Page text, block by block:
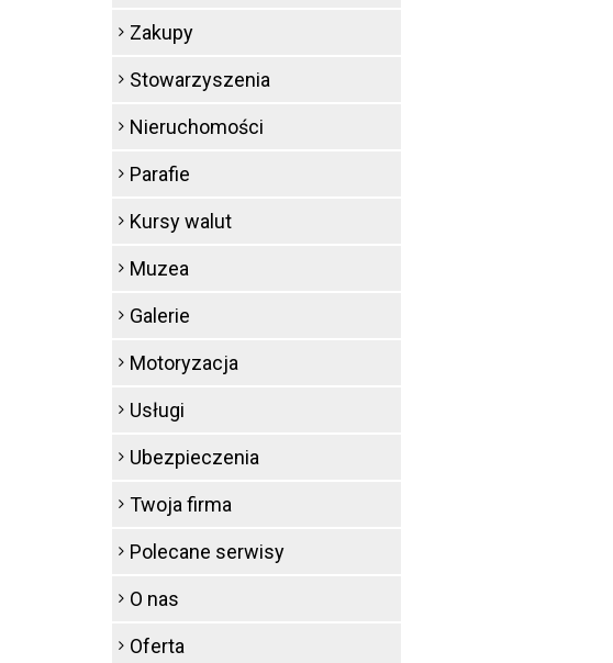
Zakupy
Stowarzyszenia
Nieruchomości
Parafie
Kursy walut
Muzea
Galerie
Motoryzacja
Usługi
Ubezpieczenia
Twoja firma
Polecane serwisy
O nas
Oferta